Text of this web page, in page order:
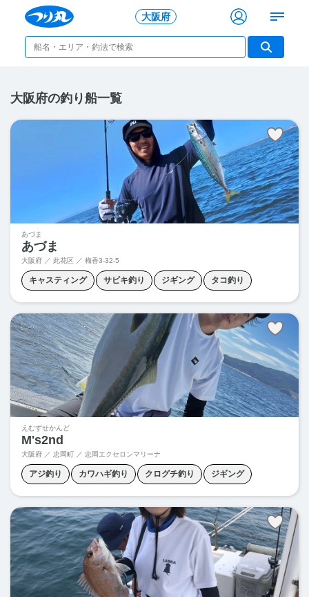
大阪府
大阪府の釣り船一覧
あづま
あづま
大阪府 ／ 此花区 ／ 梅香3-32-5
キャスティング サビキ釣り ジギング タコ釣り
タチウオジギング タチウオテンヤ ノマセ釣り 五目釣り
えむずせかんど
M's2nd
大阪府 ／ 忠岡町 ／ 忠岡エクセロンマリーナ
アジ釣り カワハギ釣り クログチ釣り ジギング
タイラバ タコエギ タコテンヤ タチウオジギング
タチウオテンヤ ノマセ釣り 青物ジギング